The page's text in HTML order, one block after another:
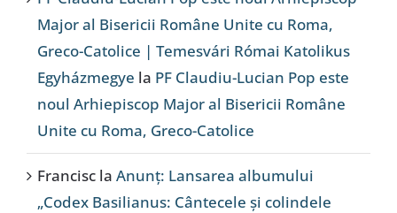
Major al Bisericii Române Unite cu Roma,
Greco-Catolice | Temesvári Római Katolikus
Egyházmegye la PF Claudiu-Lucian Pop este
noul Arhiepiscop Major al Bisericii Române
Unite cu Roma, Greco-Catolice
Francisc la Anunț: Lansarea albumului
„Codex Basilianus: Cântecele și colindele